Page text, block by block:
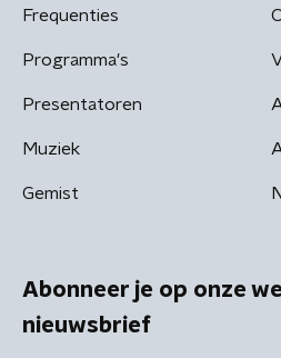
Frequenties
Programma's
Presentatoren
Muziek
Gemist
Abonneer je op onze
nieuwsbrief